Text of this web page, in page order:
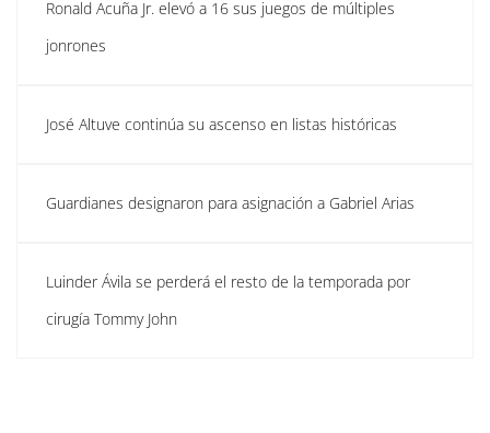
Ronald Acuña Jr. elevó a 16 sus juegos de múltiples
jonrones
José Altuve continúa su ascenso en listas históricas
Guardianes designaron para asignación a Gabriel Arias
Luinder Ávila se perderá el resto de la temporada por
cirugía Tommy John